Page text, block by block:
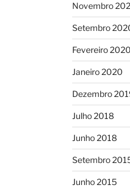
Novembro
Setembro
Fevereiro 2020
Janeiro 2020
Dezembro
Julho 2018
Junho 2018
Setembro
Junho 2015